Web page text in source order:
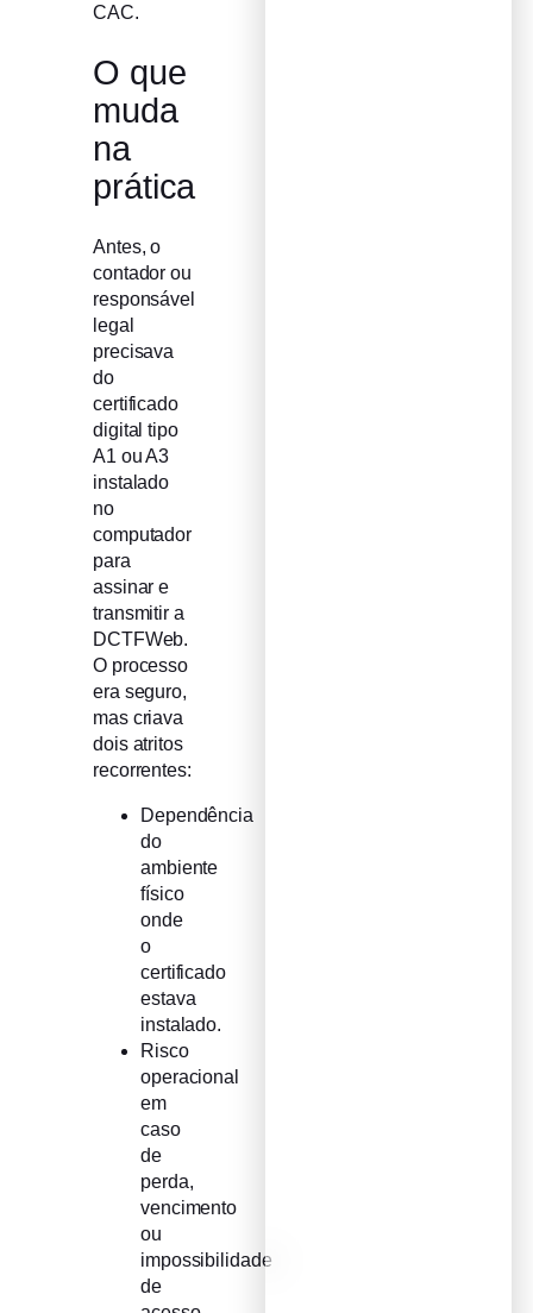
CAC.
O que
muda
na
prática
Antes, o
contador ou
responsável
legal
precisava
do
certificado
digital tipo
A1 ou A3
instalado
no
computador
para
assinar e
transmitir a
DCTFWeb.
O processo
era seguro,
mas criava
dois atritos
recorrentes:
Dependência
do
ambiente
físico
onde
o
certificado
estava
instalado.
Risco
operacional
em
caso
de
perda,
vencimento
ou
impossibilidade
de